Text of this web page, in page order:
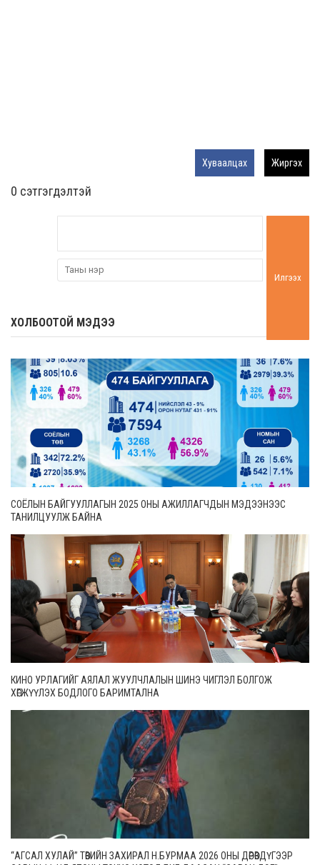
Хуваалцах Жиргэх
0 cэтгэгдэлтэй
Илгээх
ХОЛБООТОЙ МЭДЭЭ
СОЁЛЫН БАЙГУУЛЛАГЫН 2025 ОНЫ АЖИЛЛАГЧДЫН МЭДЭЭНЭЭС
ТАНИЛЦУУЛЖ БАЙНА
КИНО УРЛАГИЙГ АЯЛАЛ ЖУУЛЧЛАЛЫН ШИНЭ ЧИГЛЭЛ БОЛГОЖ
ХӨГЖҮҮЛЭХ БОДЛОГО БАРИМТАЛНА
“АГСАЛ ХУЛАЙ” ТӨВИЙН ЗАХИРАЛ Н.БУРМАА 2026 ОНЫ ДӨРӨВДҮГЭЭР